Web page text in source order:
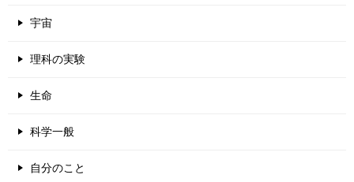
宇宙
理科の実験
生命
科学一般
自分のこと